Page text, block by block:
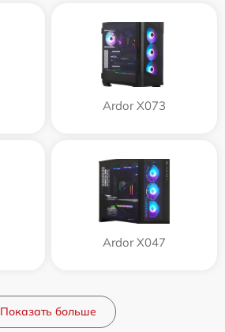
Ardor X073
Ardor X047
Показать больше